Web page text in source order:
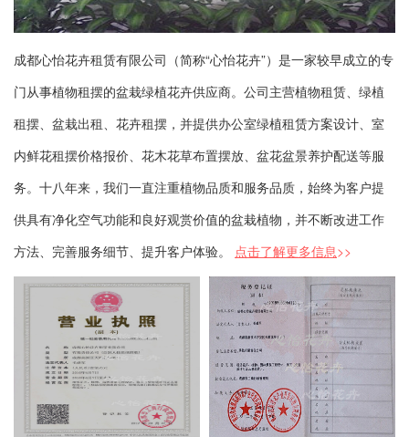
成都心怡花卉租赁有限公司（简称“心怡花卉”）是一家较早成立的专
门从事植物租摆的盆栽绿植花卉供应商。公司主营植物租赁、绿植
租摆、盆栽出租、花卉租摆，并提供办公室绿植租赁方案设计、室
内鲜花租摆价格报价、花木花草布置摆放、盆花盆景养护配送等服
务。十八年来，我们一直注重植物品质和服务品质，始终为客户提
供具有净化空气功能和良好观赏价值的盆栽植物，并不断改进工作
方法、完善服务细节、提升客户体验。 点击了解更多信息>>